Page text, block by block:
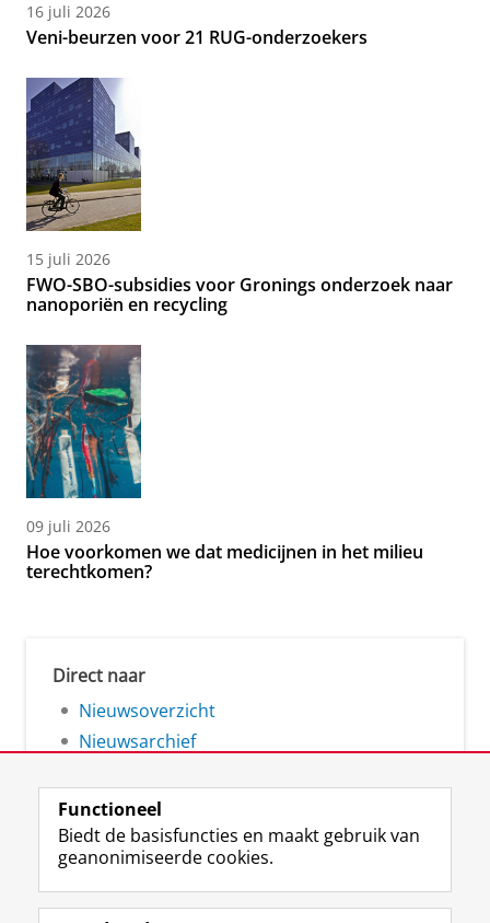
16 juli 2026
Veni-beurzen voor 21 RUG-onderzoekers
15 juli 2026
FWO-SBO-subsidies voor Gronings onderzoek naar
nanoporiën en recycling
09 juli 2026
Hoe voorkomen we dat medicijnen in het milieu
terechtkomen?
Direct naar
Nieuwsoverzicht
Nieuwsarchief
Volg de RUG
F
a
L
i
R
S
I
n
Y
o
Functioneel
Biedt de basisfuncties en maakt gebruik van
geanonimiseerde cookies.